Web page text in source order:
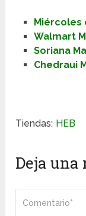
Miércoles
Walmart
Soriana
Chedraui
Tiendas: HEB
Deja una